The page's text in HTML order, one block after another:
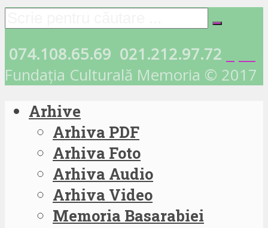
074.108.65.69 021.212.97.72
Fundația Culturală Memoria © 2017
Arhive
Arhiva PDF
Arhiva Foto
Arhiva Audio
Arhiva Video
Memoria Basarabiei